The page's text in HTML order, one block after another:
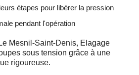
étapes pour libérer la pression
pendant l'opération
Mesnil-Saint-Denis, Elagage
sous tension grâce à une
rigoureuse.